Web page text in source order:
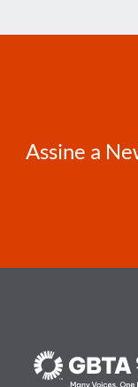
Assine a